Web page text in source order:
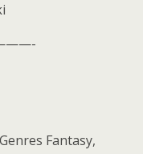
Fantasy,